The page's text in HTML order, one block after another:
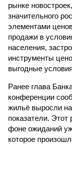
рынке
значительного
элементами
продажи в
населения,
инструменты
выгодные
Ранее глава
конференции
жильё выросли
показатели. Этот
фоне ожиданий
которое